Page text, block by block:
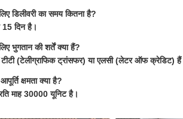
डिलीवरी का समय कितना है?
दिन है।
भुगतान की शर्तें क्या हैं?
टीटी (टेलीग्राफिक ट्रांसफर) या एलसी (लेटर ऑफ क्रेडिट)
क्षमता क्या है?
माह 30000 यूनिट है।